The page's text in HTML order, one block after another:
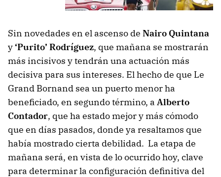
Sin novedades en el ascenso de Nairo Quintana
y ‘Purito’ Rodríguez, que mañana se mostrarán
más incisivos y tendrán una actuación más
decisiva para sus intereses. El hecho de que Le
Grand Bornand sea un puerto menor ha
beneficiado, en segundo término, a Alberto
Contador, que ha estado mejor y más cómodo
que en días pasados, donde ya resaltamos que
había mostrado cierta debilidad. La etapa de
mañana será, en vista de lo ocurrido hoy, clave
para determinar la configuración definitiva del